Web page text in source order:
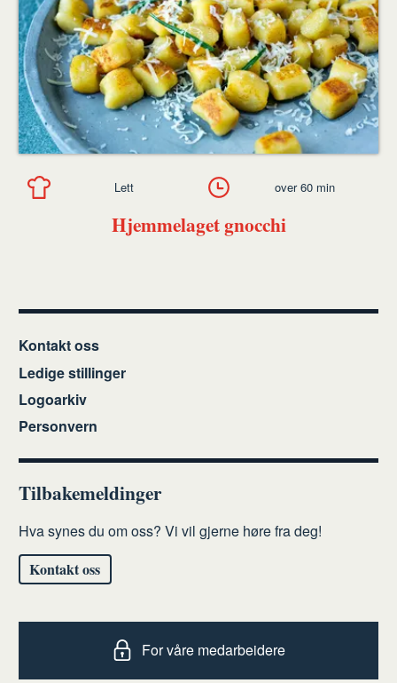
Hjemmelaget gnocchi
Lett over 60 min
Kontakt oss
Ledige stillinger
Logoarkiv
Personvern
Tilbakemeldinger
Hva synes du om oss? Vi vil gjerne høre fra deg!
Kontakt oss
For våre medarbeidere